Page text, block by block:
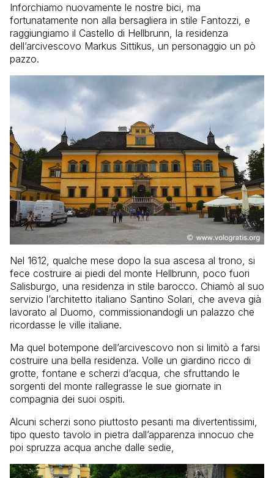
Inforchiamo nuovamente le nostre bici, ma
fortunatamente non alla bersagliera in stile Fantozzi, e
raggiungiamo il Castello di Hellbrunn, la residenza
dell’arcivescovo Markus Sittikus, un personaggio un pò
pazzo.
Nel 1612, qualche mese dopo la sua ascesa al trono, si
fece costruire ai piedi del monte Hellbrunn, poco fuori
Salisburgo, una residenza in stile barocco. Chiamò al suo
servizio l’architetto italiano Santino Solari, che aveva già
lavorato al Duomo, commissionandogli un palazzo che
ricordasse le ville italiane.
Ma quel botempone dell’arcivescovo non si limitò a farsi
costruire una bella residenza. Volle un giardino ricco di
grotte, fontane e scherzi d’acqua, che sfruttando le
sorgenti del monte rallegrasse le sue giornate in
compagnia dei suoi ospiti.
Alcuni scherzi sono piuttosto pesanti ma divertentissimi,
tipo questo tavolo in pietra dall’apparenza innocuo che
poi spruzza acqua anche dalle sedie,